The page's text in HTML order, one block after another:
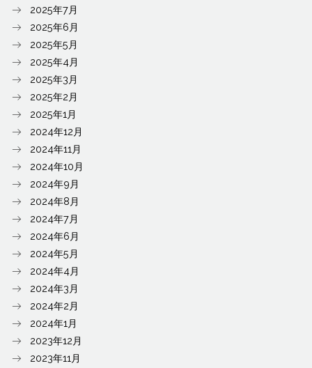
2025年7月
2025年6月
2025年5月
2025年4月
2025年3月
2025年2月
2025年1月
2024年12月
2024年11月
2024年10月
2024年9月
2024年8月
2024年7月
2024年6月
2024年5月
2024年4月
2024年3月
2024年2月
2024年1月
2023年12月
2023年11月